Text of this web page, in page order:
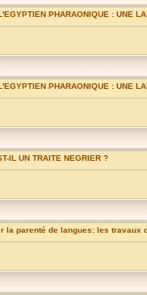
PHARAONIQUE : UNE
PHARAONIQUE : UNE
IL UN TRAITE NEGRIER ?
la parenté de langues: les travaux